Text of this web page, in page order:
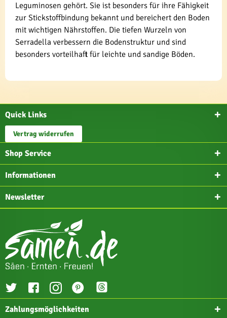
Leguminosen gehört. Sie ist besonders für ihre Fähigkeit
zur Stickstoffbindung bekannt und bereichert den Boden
mit wichtigen Nährstoffen. Die tiefen Wurzeln von
Serradella verbessern die Bodenstruktur und sind
besonders vorteilhaft für leichte und sandige Böden.
Quick Links
Vertrag widerrufen
Shop Service
Informationen
Newsletter
Zahlungsmöglichkeiten